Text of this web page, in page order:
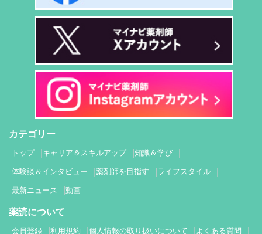
カテゴリー
トップ キャリア＆スキルアップ 知識＆学び
体験談＆インタビュー 薬剤師を目指す ライフスタイル
最新ニュース 動画
薬読について
会員登録 利用規約 個人情報の取り扱いについて よくある質問